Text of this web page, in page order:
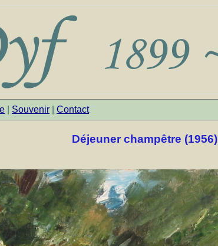
Souvenir Contact
Déjeuner champêtre (1956)